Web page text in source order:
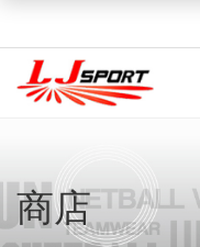
認識 LJ SPORT
為什麼選擇我們？
我們的客戶
球衣
籃球
跑步 / 田徑 hot
團體服
POLO 恤
熱昇華服裝 hot
紀念品
熱昇華強力吸水毛巾
棒球帽
訂購指南
竹炭運動布功能
了解熱昇華印花 hot
商店